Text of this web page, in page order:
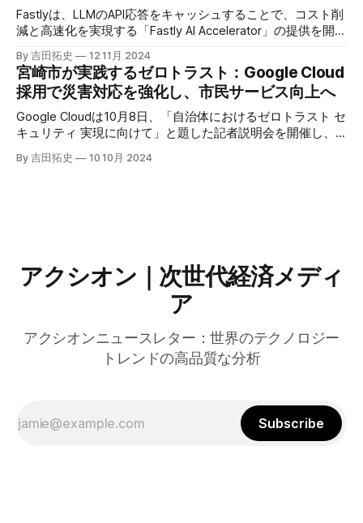
Fastlyは、LLMのAPI応答をキャッシュすることで、コスト削
減と高速化を実現する「Fastly AI Accelerator」の提供を開始
した。キップ・コンプトン最高プロダクト責任者（CPO）
は、類似した質問への応答を再利用し、効率的な処理を可能
にすると説明した。さらに、コンプトンは、エッジコンピュ
ーティングの利点を活かしたパーソナライズや、エッジにお
けるGPUの経済性、セキュリティへの取り組みなど、Fastly
のAI戦略について語った。
By 吉田拓史 12 11月 2024
宮崎市が実践するゼロトラスト：Google Cloud
採用で災害対応を強化し、市民サービス向上へ
Google Cloudは10月8日、「自治体におけるゼロトラスト セ
キュリティ 実現に向けて」と題した記者説明会を開催し、
自治体向けにゼロトラストセキュリティ導入を支援するプロ
グラムを発表した。宮崎市の事例では、Google Workspace
By 吉田拓史 10 10月 2024
アクシオン｜次世代経済メディ
ア
アクシオンニュースレター：世界のテクノロジー
トレンドの高品質な分析
Subscribe